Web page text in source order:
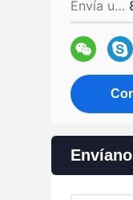
Envía un fax.: